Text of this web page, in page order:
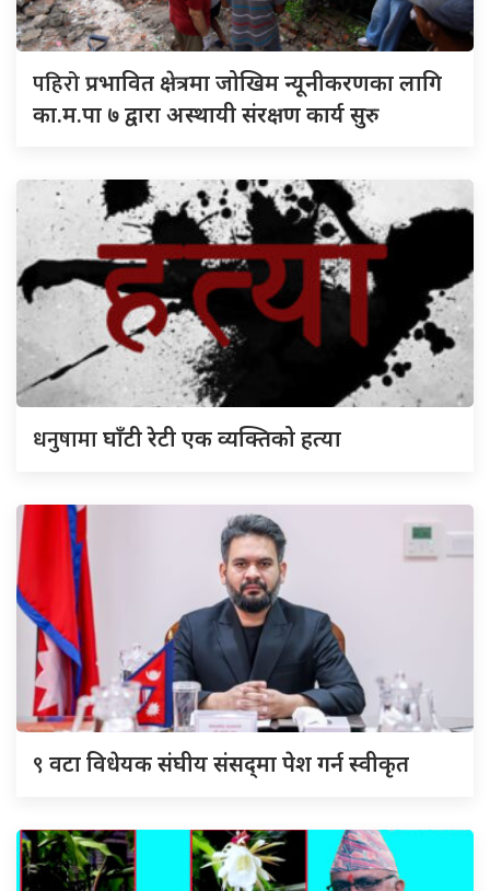
पहिरोप्रभावित क्षेत्रमा जोखिम न्यूनीकरणका लागि
का.म.पा ७ द्वारा अस्थायी संरक्षण कार्य सुरु
धनुषामाघाँटी रेटी एक व्यक्तिको हत्या
९ वटा विधेयक संघीय संसद्‌मा पेश गर्न स्वीकृत